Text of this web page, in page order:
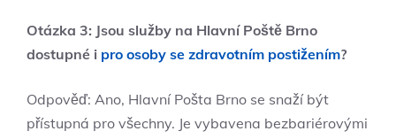
Otázka 3: Jsou služby na Hlavní Poště Brno
dostupné i pro osoby se zdravotním postižením?
Odpověď: Ano, Hlavní Pošta Brno se snaží být
přístupná pro všechny. Je vybavena bezbariérovými